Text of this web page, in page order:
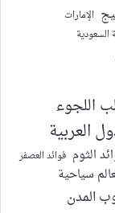
الإمارات
السعودية
اللجوء
العربية
الثوم فوائد العصفر
سياحية
المدن